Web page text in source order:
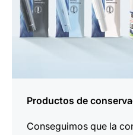
Productos de
Conseguimos que la